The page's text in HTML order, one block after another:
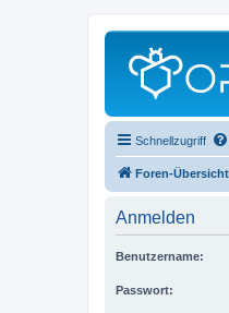
Schnellzugriff
Foren-Übersicht
Anmelden
Benutzername:
Passwort: